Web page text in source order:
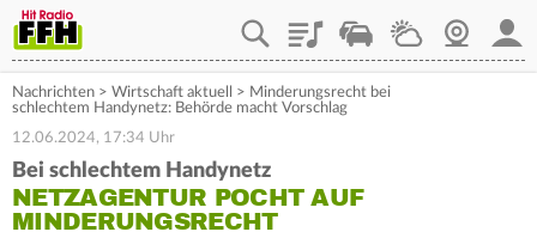
PlaylistStaupilotWetterWebcam
Nachrichten > Wirtschaft aktuell > Minderungsrecht bei
schlechtem Handynetz: Behörde macht Vorschlag
12.06.2024, 17:34 Uhr
Bei schlechtem Handynetz
NETZAGENTUR POCHT AUF
MINDERUNGSRECHT